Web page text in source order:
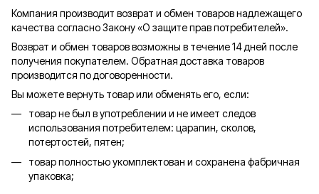
Компания производит возврат и обмен товаров надлежащего
качества согласно Закону «О защите прав потребителей».
Возврат и обмен товаров возможны в течение 14 дней после
получения покупателем. Обратная доставка товаров
производится по договоренности.
Вы можете вернуть товар или обменять его, если:
товар не был в употреблении и не имеет следов
использования потребителем: царапин, сколов,
потертостей, пятен;
товар полностью укомплектован и сохранена фабричная
упаковка;